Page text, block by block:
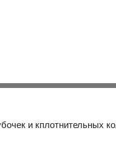
и кплотнительных